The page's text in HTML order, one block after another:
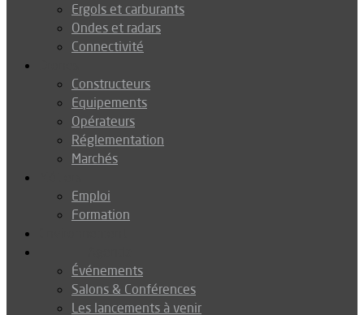
Ergols et carburants
Ondes et radars
Connectivité
Constructeurs
Equipements
Opérateurs
Réglementation
Marchés
Emploi
Formation
Événements
Salons & Conférences
Les lancements à venir